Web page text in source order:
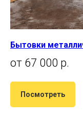
Бытовки
от 67 000 р.
Посмотреть